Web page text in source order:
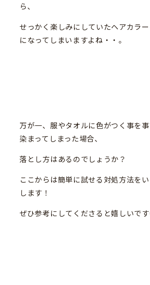
ら、
せっかく楽しみにしていたヘアカラ
になってしまいますよね・・。
万が一、服やタオルに色がつく事を事
染まってしまった場合、
落とし方はあるのでしょうか？
ここからは簡単に試せる対処方法を
します！
ぜひ参考にしてくださると嬉しいで